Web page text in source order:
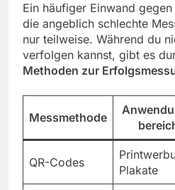
Ein häufiger Einwand
die angeblich schlechte
nur teilweise. Während du
verfolgen kannst, gibt es
Methoden zur
Messmethode
QR-Codes
Plakate